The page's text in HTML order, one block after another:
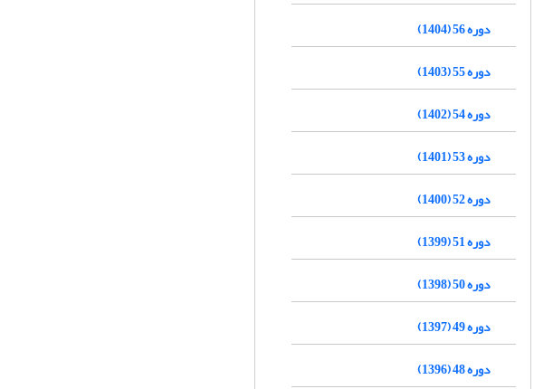
دوره 56 (1404)
دوره 55 (1403)
دوره 54 (1402)
دوره 53 (1401)
دوره 52 (1400)
دوره 51 (1399)
دوره 50 (1398)
دوره 49 (1397)
دوره 48 (1396)